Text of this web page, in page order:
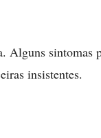
Alguns sintomas
insistentes.